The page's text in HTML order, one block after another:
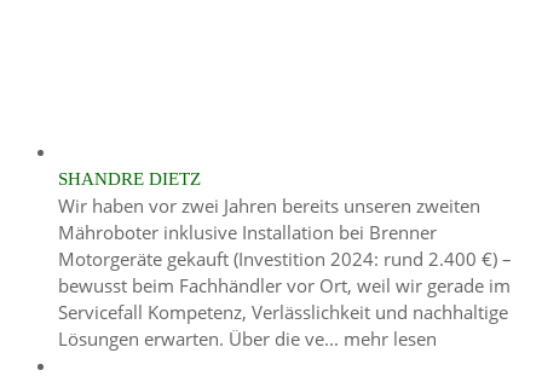
SHANDRE DIETZ
Wir haben vor zwei Jahren bereits unseren zweiten
Mähroboter inklusive Installation bei Brenner
Motorgeräte gekauft (Investition 2024: rund 2.400 €) –
bewusst beim Fachhändler vor Ort, weil wir gerade im
Servicefall Kompetenz, Verlässlichkeit und nachhaltige
Lösungen erwarten. Über die ve... mehr lesen